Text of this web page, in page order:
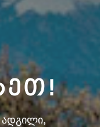
ადგილი,